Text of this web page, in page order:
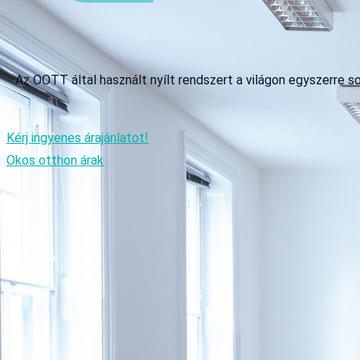
Az OOTT által használt nyílt rendszert a világon egyszerre
Kérj ingyenes árajánlatot!
Okos otthon árak